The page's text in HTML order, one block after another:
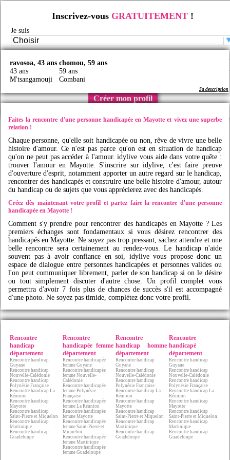
Inscrivez-vous GRATUITEMENT !
Je suis
Je certifie être majeur(e) et avoir lu et accepté les
Créer mon profil
Rencontre handicap/Rencontre handicap en France/Rencontre personne handicapée/
Faites des rencontres handicap en Mayotte avec
ravosoa, 43 ans
43 ans
M'tsangamouji
Sa description
chomou, 59 ans
59 ans
Combani
Sa description
Faites la rencontre d'une personne handicapée en Mayotte et vivez une superbe
relation !
Chaque personne, qu'elle soit handicapée ou non, rêve de vivre une belle
histoire d'amour. Ce n'est pas parce qu'on est en situation de handicap
qu'on ne peut pas accéder à l'amour.idylive vous aide dans votre quête :
trouver l'amour en Mayotte. S'inscrire suridylive, c'est faire preuve
d'ouverture d'esprit, notamment apporter un autre regard sur le handicap,
rencontrer des handicapés et construire une belle histoire d'amour, autour
du handicap ou de sujets que vous apprécierez avec des handicapés.
Créez dès maintenant votre profil et partez faire la rencontre d'une personne
handicapée en Mayotte !
Comment s'y prendre pour rencontrer des handicapés en Mayotte ? Les
premiers échanges sont fondamentaux si vous désirez rencontrer des
handicapés en Mayotte. Ne soyez pas trop pressant, sachez attendre et une
belle rencontre sera certainement au rendez-vous. Le handicap n'aide
souvent pas à avoir confiance en soi, idylivevous propose donc un
espace de dialogue entre personnes handicapées et personnes valides ou
l'on peut communiquer librement, parler de son handicap si on le désire
ou tout simplement discuter d'autre chose. Un profil complet vous
permettra d'avoir 7 fois plus de chances de succès s'il est accompagné
d'une photo. Ne soyez pas timide, complétez donc votre profil.
Rencontre
handicap
département
Rencontre handicap
Guyane
Rencontre handicap
Nouvelle-Calédonie
Rencontre handicap
Polynésie Française
Rencontre handicap La
Réunion
Rencontre handicap
Mayotte
Rencontre handicap
Saint-Pierre et Miquelon
Rencontre handicap
Martinique
Rencontre handicap
Guadeloupe
Rencontre
handicapée femme
département
Rencontre handicapée
femme Guyane
Rencontre handicapée
femme Nouvelle-
Calédonie
Rencontre handicapée
femme Polynésie
Française
Rencontre handicapée
femme La Réunion
Rencontre handicapée
femme Mayotte
Rencontre handicapée
femme Saint-Pierre et
Miquelon
Rencontre handicapée
femme Martinique
Rencontre handicapée
femme Guadeloupe
Rencontre
handicap homme
département
Rencontre handicap
Guyane
Rencontre handicap
Nouvelle-Calédonie
Rencontre handicap
Polynésie Française
Rencontre handicap La
Réunion
Rencontre handicap
Mayotte
Rencontre handicap
Saint-Pierre et Miquelon
Rencontre handicap
Martinique
Rencontre handicap
Guadeloupe
Rencontre
handicapé
département
Rencontre handicap
Guyane
Rencontre handicap
Nouvelle-Calédonie
Rencontre handicap
Polynésie Française
Rencontre handicap La
Réunion
Rencontre handicap
Mayotte
Rencontre handicap
Saint-Pierre et Miquelon
Rencontre handicap
Martinique
Rencontre handicap
Guadeloupe